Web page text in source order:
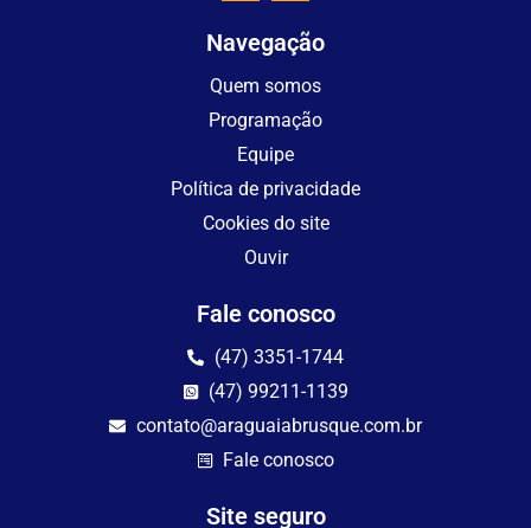
Navegação
Quem somos
Programação
Equipe
Política de privacidade
Cookies do site
Ouvir
Fale conosco
(47) 3351-1744
(47) 99211-1139
contato@araguaiabrusque.com.br
Fale conosco
Site seguro